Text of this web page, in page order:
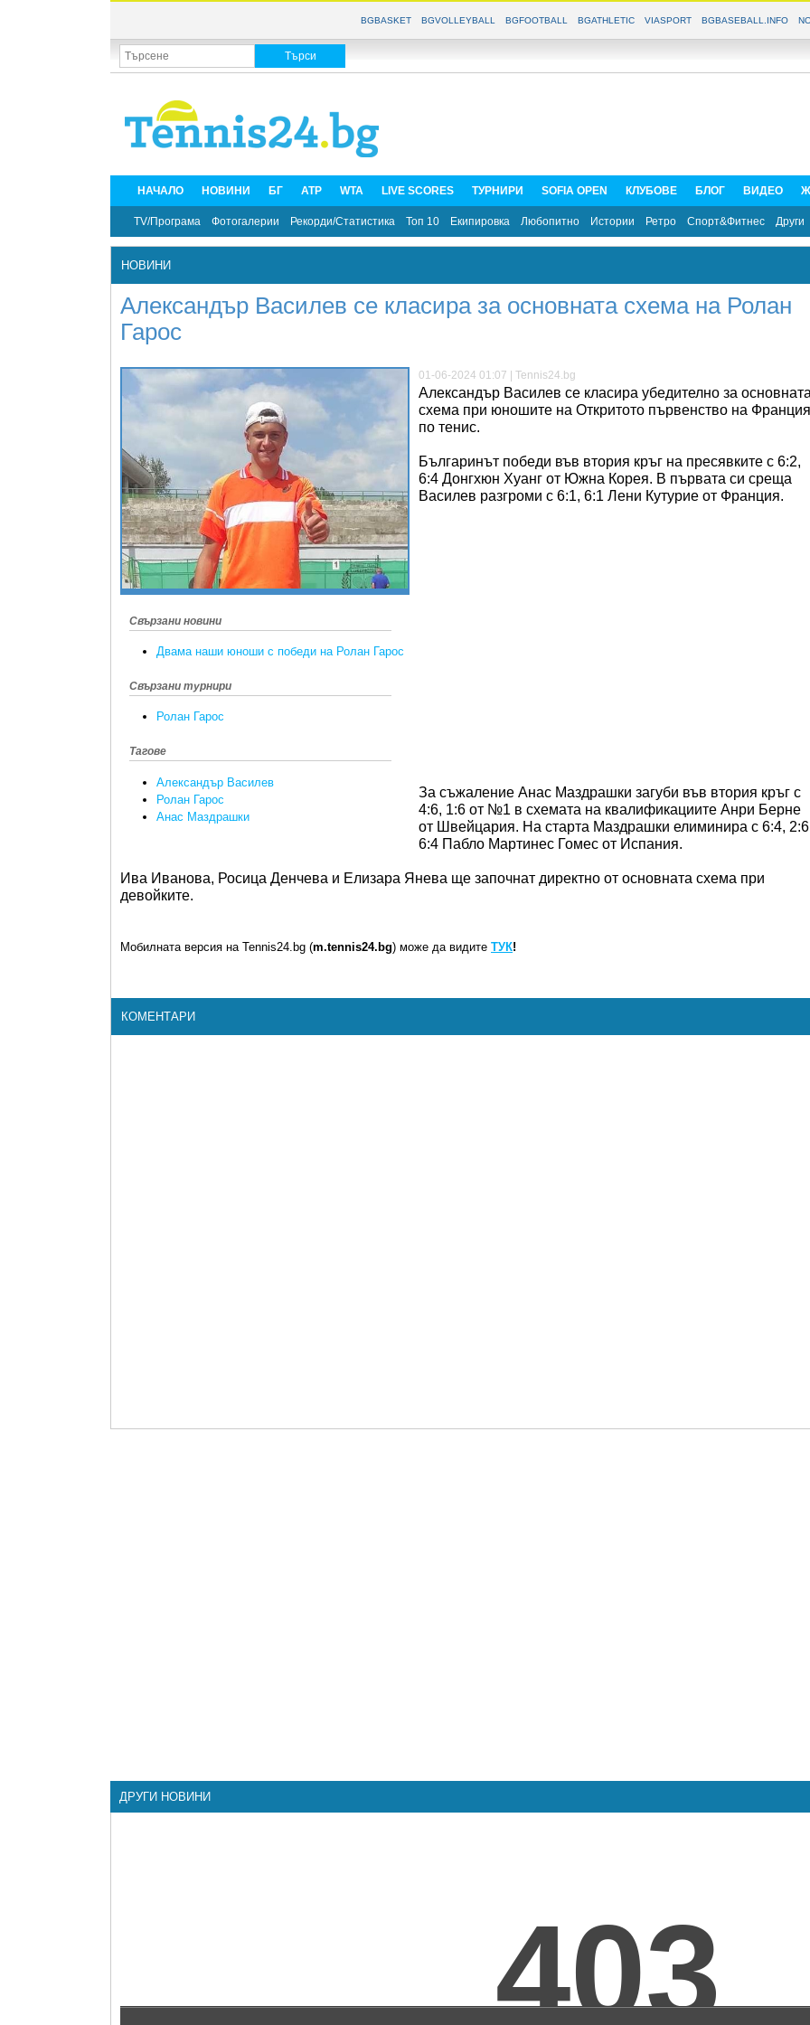
BGBASKET BGVOLLEYBALL BGFOOTBALL BGATHLETIC VIASPORT BGBASEBALL.INFO
НАЧАЛО НОВИНИ БГ ATP WTA LIVE SCORES ТУРНИРИ SOFIA OPEN КЛУБОВЕ БЛОГ ВИДЕО
TV/Програма Фотогалерии Рекорди/Статистика Топ 10 Екипировка Любопитно Истории Ретро Спорт&Фитнес Други
НОВИНИ
Александър Василев се класира за основната схема на Ролан
Гарос
Свързани новини
Двама наши юноши с победи на Ролан Гарос
Свързани турнири
Ролан Гарос
Тагове
Александър Василев
Ролан Гарос
Анас Маздрашки
01-06-2024 01:07 | Tennis24.bg
Александър Василев се класира убедително за
схема при юношите на Откритото първенство на Франция
по тенис.
Българинът победи във втория кръг на пресявките с 6:2,
6:4 Донгхюн Хуанг от Южна Корея. В първата си среща
Василев разгроми с 6:1, 6:1 Лени Кутурие от Франция.
За съжаление Анас Маздрашки загуби във втория кръг с
4:6, 1:6 от №1 в схемата на квалификациите Анри Берне
от Швейцария. На старта Маздрашки елиминира с 6:4,
6:4 Пабло Мартинес Гомес от Испания.
Ива Иванова, Росица Денчева и Елизара Янева ще започнат директно от основната схема при
девойките.
Мобилната версия на Tennis24.bg (m.tennis24.bg) може да видите ТУК!
КОМЕНТАРИ
ДРУГИ НОВИНИ